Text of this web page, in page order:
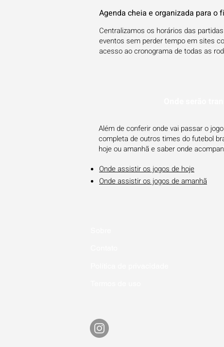
Agenda cheia e organizada para o
Centralizamos os horários das
eventos sem perder tempo em sites
acesso ao cronograma de todas as
Além de conferir onde vai passar o
completa de outros times do futebol
hoje ou amanhã e saber onde
Onde assistir os jogos de hoje
Onde assistir os jogos de amanhã